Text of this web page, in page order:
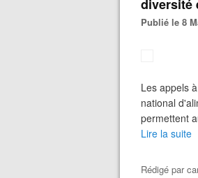
diversité
Publié le 8
Les appels
national
permettent
Lire la suite
Rédigé par